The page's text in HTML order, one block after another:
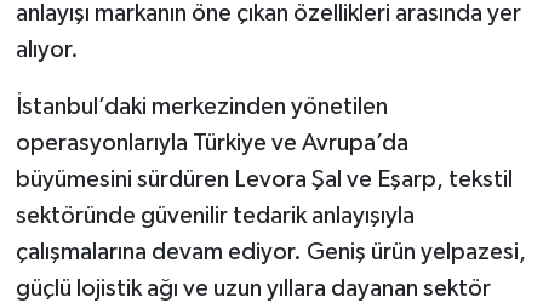
anlayışı markanın öne çıkan özellikleri arasında yer
alıyor.
İstanbul’daki merkezinden yönetilen
operasyonlarıyla Türkiye ve Avrupa’da
büyümesini sürdüren Levora Şal ve Eşarp, tekstil
sektöründe güvenilir tedarik anlayışıyla
çalışmalarına devam ediyor. Geniş ürün yelpazesi,
güçlü lojistik ağı ve uzun yıllara dayanan sektör